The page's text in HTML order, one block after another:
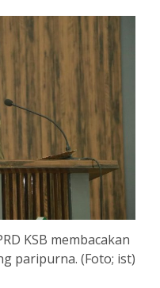
KSB membacakan
paripurna. (Foto; ist)